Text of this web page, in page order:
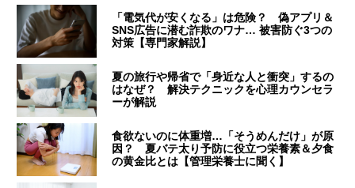
「電気代が安くなる」は危険？ 偽アプリ＆
SNS広告に潜む詐欺のワナ… 被害防ぐ3つの
対策【専門家解説】
夏の旅行や帰省で「身近な人と衝突」するの
はなぜ？ 解決テクニックを心理カウンセラ
ーが解説
食欲ないのに体重増…「そうめんだけ」が原
因？ 夏バテ太り予防に役立つ栄養素＆夕食
の黄金比とは【管理栄養士に聞く】